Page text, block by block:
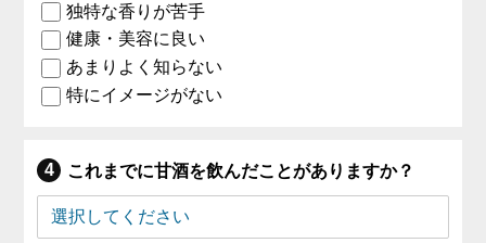
独特な香りが苦手
健康・美容に良い
あまりよく知らない
特にイメージがない
これまでに甘酒を飲んだことがありますか？